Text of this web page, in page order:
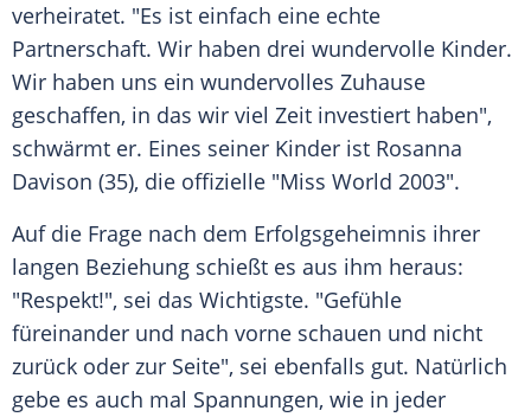
verheiratet. "Es ist einfach eine echte
Partnerschaft. Wir haben drei wundervolle Kinder.
Wir haben uns ein wundervolles Zuhause
geschaffen, in das wir viel Zeit investiert haben",
schwärmt er. Eines seiner Kinder ist Rosanna
Davison (35), die offizielle "Miss World 2003".
Auf die Frage nach dem Erfolgsgeheimnis ihrer
langen Beziehung schießt es aus ihm heraus:
"Respekt!", sei das Wichtigste. "Gefühle
füreinander und nach vorne schauen und nicht
zurück oder zur Seite", sei ebenfalls gut. Natürlich
gebe es auch mal Spannungen, wie in jeder